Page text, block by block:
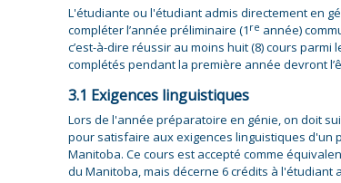
L'étudiante ou l'étudiant admis directement en
compléter l’année préliminaire (1 re année)
c’est-à-dire réussir au moins huit (8) cours parmi
complétés pendant la première année devront
3.1 Exigences linguistiques
Lors de l'année préparatoire en génie, on doit
pour satisfaire aux exigences linguistiques d'un
Manitoba. Ce cours est accepté comme
du Manitoba, mais décerne 6 crédits à l'étudiant